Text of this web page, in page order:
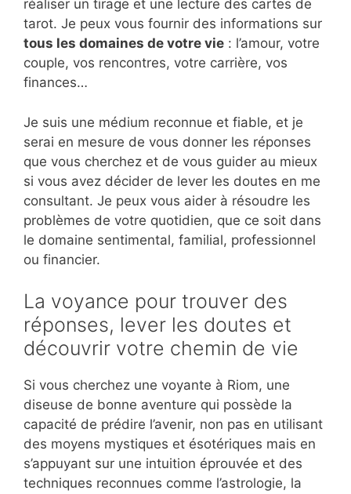
réaliser un tirage et une lecture des cartes de
tarot. Je peux vous fournir des informations sur
tous les domaines de votre vie : l’amour, votre
couple, vos rencontres, votre carrière, vos
finances…
Je suis une médium reconnue et fiable, et je
serai en mesure de vous donner les réponses
que vous cherchez et de vous guider au mieux
si vous avez décider de lever les doutes en me
consultant. Je peux vous aider à résoudre les
problèmes de votre quotidien, que ce soit dans
le domaine sentimental, familial, professionnel
ou financier.
La voyance pour trouver des
réponses, lever les doutes et
découvrir votre chemin de vie
Si vous cherchez une voyante à Riom, une
diseuse de bonne aventure qui possède la
capacité de prédire l’avenir, non pas en utilisant
des moyens mystiques et ésotériques mais en
s’appuyant sur une intuition éprouvée et des
techniques reconnues comme l’astrologie, la